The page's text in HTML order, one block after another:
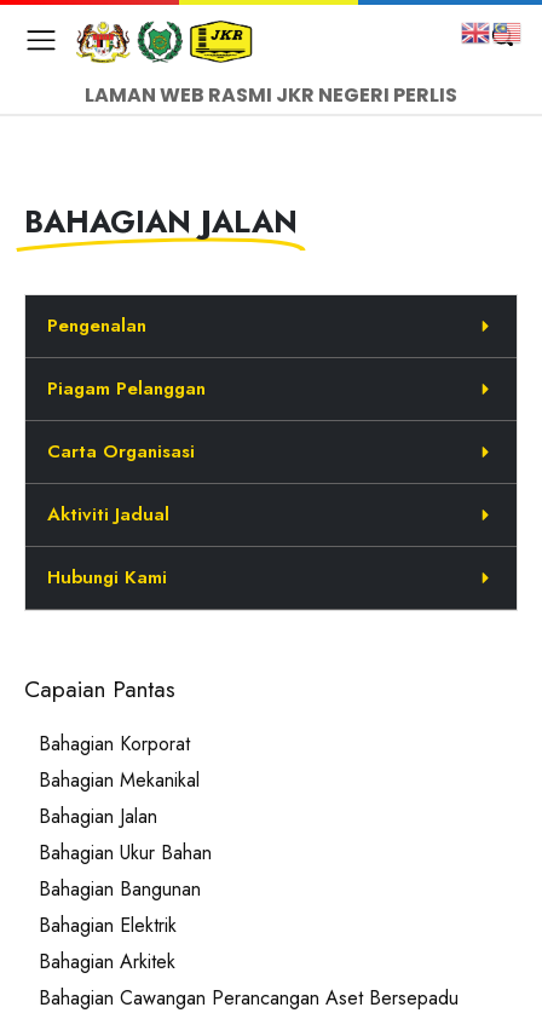
LAMAN WEB RASMI JKR NEGERI PERLIS
BAHAGIAN JALAN
Pengenalan
Piagam Pelanggan
Carta Organisasi
Aktiviti Jadual
Hubungi Kami
Capaian Pantas
Bahagian Korporat
Bahagian Mekanikal
Bahagian Jalan
Bahagian Ukur Bahan
Bahagian Bangunan
Bahagian Elektrik
Bahagian Arkitek
Bahagian Cawangan Perancangan Aset Bersepadu